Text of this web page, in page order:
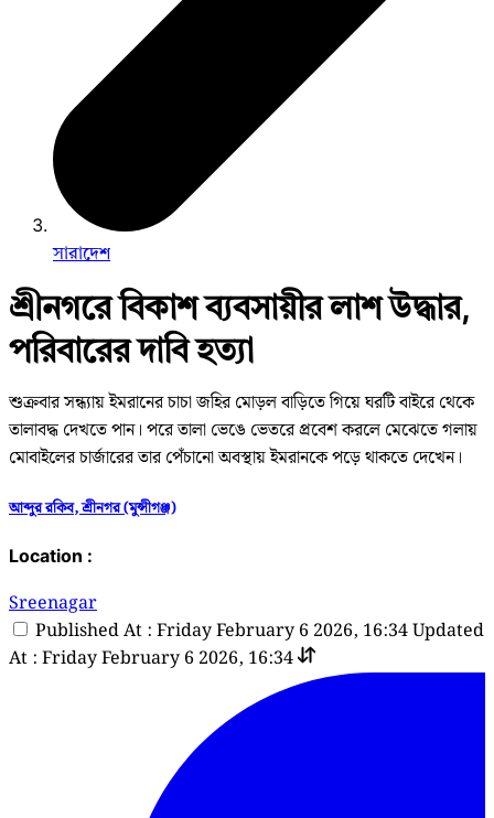
সারাদেশ
শ্রীনগরে বিকাশ ব্যবসায়ীর লাশ উদ্ধার,
পরিবারের দাবি হত্যা
শুক্রবার সন্ধ্যায় ইমরানের চাচা জহির মোড়ল বাড়িতে গিয়ে ঘরটি বাইরে থেকে
তালাবদ্ধ দেখতে পান। পরে তালা ভেঙে ভেতরে প্রবেশ করলে মেঝেতে গলায়
মোবাইলের চার্জারের তার পেঁচানো অবস্থায় ইমরানকে পড়ে থাকতে দেখেন।
আব্দুর রকিব, শ্রীনগর (মুন্সীগঞ্জ)
Location :
Sreenagar
Published At : Friday February 6 2026, 16:34Updated
At : Friday February 6 2026, 16:34